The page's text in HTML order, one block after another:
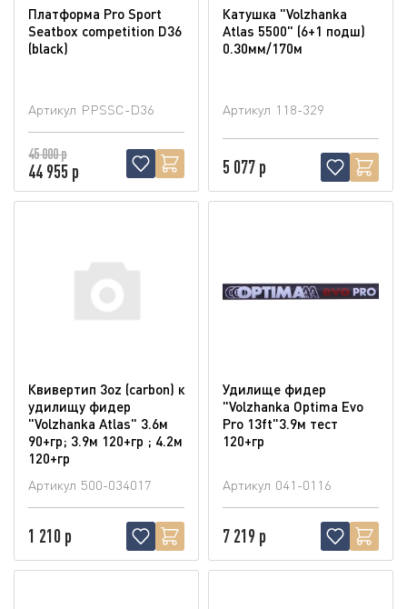
Платформа Pro Sport
Seatbox competition D36
(blaсk)
Артикул PPSSC-D36
45 000 р
44 955 р
Катушка "Volzhanka
Atlas 5500" (6+1 подш)
0.30мм/170м
Артикул 118-329
5 077 р
Квивертип 3oz (carbon) к
удилищу фидер
"Volzhanka Atlas" 3.6м
90+гр; 3.9м 120+гр ; 4.2м
120+гр
Артикул 500-034017
1 210 р
Удилище фидер
"Volzhanka Optima Evo
Pro 13ft"3.9м тест
120+гр
Артикул 041-0116
7 219 р